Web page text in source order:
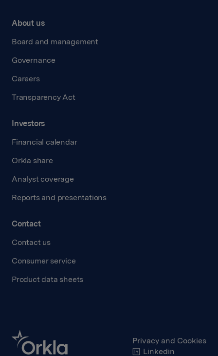
About us
Board and management
Governance
Careers
Transparency Act
Investors
Financial calendar
Orkla share
Analyst coverage
Reports and presentations
Contact
Contact us
Consumer service
Product data sheets
Privacy and Cookies
Linkedin